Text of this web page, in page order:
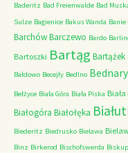
Baderitz Bad Freienwalde Bad
Sulze Bagienice Bakus Wanda
BarchówBarczewo Bardo
Bartoszki Bartąg Bartążek
Bałdowo Becejły Bedlno Bednary
Bełżyce Biała Góra Biała Piska
Białogóra Białołęka
Biederitz Biedrusko Bielawa
Binz Birkerod Bischofswerda